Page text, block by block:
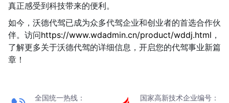
真正感受到科技带来的便利。
如今，沃德代驾已成为众多代驾企业和创业者的首选合作伙
伴。访问https://www.wdadmin.cn/product/wddj.html ，
了解更多关于沃德代驾的详细信息，开启您的代驾事业新篇
章！
全国统一热线： 国家高新技术企业编号：